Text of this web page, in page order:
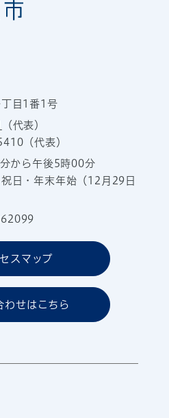
目1番1号
（代表）
（代表）
から午後5時00分
日・年末年始（12月29日
スマップ
わせはこちら